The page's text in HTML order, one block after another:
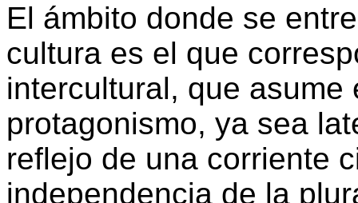
El ámbito donde se
cultura es el que
intercultural, que
protagonismo, ya sea
reflejo de una corriente
independencia de la